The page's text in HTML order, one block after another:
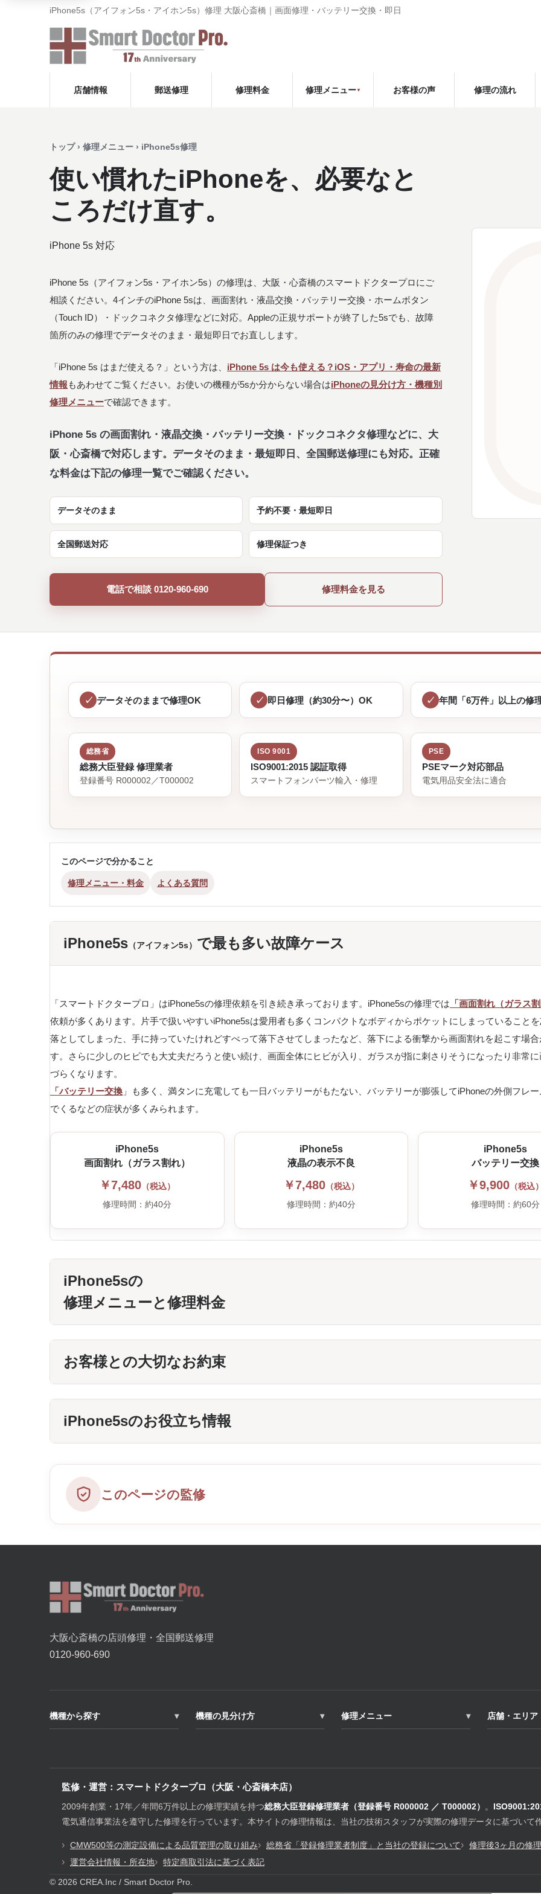
iPhone5s（アイフォン5s・アイホン5s）修理 大阪心斎橋｜画面修理・バッテリー交換・即日
店舗情報 郵送修理 修理料金 修理メニュー お客様の声 修理の流れ
トップ › 修理メニュー › iPhone5s修理
使い慣れたiPhoneを、必要なと
ころだけ直す。
iPhone 5s 対応
iPhone 5s（アイフォン5s・アイホン5s）の修理は、大阪・心斎橋のスマートドクタープロにご
相談ください。4インチのiPhone 5sは、画面割れ・液晶交換・バッテリー交換・ホームボタン
（Touch ID）・ドックコネクタ修理などに対応。Appleの正規サポートが終了した5sでも、故障
箇所のみの修理でデータそのまま・最短即日でお直しします。
「iPhone 5s はまだ使える？」という方は、 iPhone 5s は今も使える？iOS・アプリ・寿命の最新
情報 もあわせてご覧ください。お使いの機種が5sか分からない場合はiPhoneの見分け方・機種別
修理メニューで確認できます。
iPhone 5s の画面割れ・液晶交換・バッテリー交換・ドックコネクタ修理などに、大
阪・心斎橋で対応します。データそのまま・最短即日、全国郵送修理にも対応。正確
な料金は下記の修理一覧でご確認ください。
データそのまま 予約不要・最短即日
全国郵送対応 修理保証つき
電話で相談 0120-960-690 修理料金を見る
データそのままで修理OK 即日修理（約30分〜）OK 年間「6万件」以上の修
総務省
総務大臣登録 修理業者
登録番号 R000002／T000002
ISO 9001
ISO9001:2015 認証取得
スマートフォンパーツ輸入・修理
PSE
PSEマーク対応部品
電気用品安全法に適合
このページで分かること
修理メニュー・料金 よくある質問
iPhone5s （アイフォン5s） で最も多い故障ケース
「スマートドクタープロ」はiPhone5sの修理依頼を引き続き承っております。iPhone5sの修理では 「画面割れ（ガラス
依頼が多くあります。片手で扱いやすいiPhone5sは愛用者も多くコンパクトなボディからポケットにしまっていること
落としてしまった、手に持っていたけれどすべって落下させてしまったなど、落下による衝撃から画面割れを起こす場
す。さらに少しのヒビでも大丈夫だろうと使い続け、画面全体にヒビが入り、ガラスが指に刺さりそうになったり非常
づらくなります。
「バッテリー交換 」も多く、満タンに充電しても一日バッテリーがもたない、バッテリーが膨張してiPhoneの外側フレ
でくるなどの症状が多くみられます。
iPhone5s
画面割れ（ガラス割れ）
￥7,480 （税込）
修理時間：約40分
iPhone5s
液晶の表示不良
￥7,480（税込）
修理時間：約40分
iPhone5s
バッテリー交換
￥9,900（税込
修理時間：約60分
iPhone5sの
修理メニューと修理料金
お客様との大切なお約束
iPhone5sのお役立ち情報
このページの監修
大阪心斎橋の店頭修理・全国郵送修理
0120-960-690
機種から探す 機種の見分け方 修理メニュー 店舗・エリア
監修・運営：スマートドクタープロ（大阪・心斎橋本店）
2009年創業・17年／年間6万件以上の修理実績を持つ総務大臣登録修理業者（登録番号 R000002 ／ T000002） 。
電気通信事業法を遵守した修理を行っています。本サイトの修理情報は、当社の技術スタッフが実際の修理データに基づいて
CMW500等の測定設備による品質管理の取り組み 総務省「登録修理業者制度」と当社の登録について
修理後3ヶ月の修
運営会社情報・所在地
特定商取引法に基づく表記
© 2026 CREA.Inc / Smart Doctor Pro.